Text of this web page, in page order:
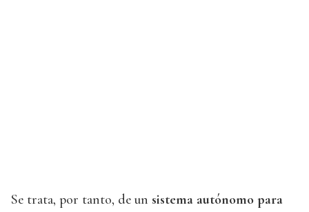
Se trata, por tanto, de un sistema autónomo para